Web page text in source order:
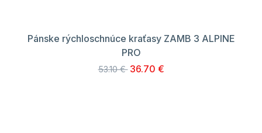
Pánske rýchloschnúce kraťasy ZAMB 3 ALPINE
PRO
53.10 € 36.70 €